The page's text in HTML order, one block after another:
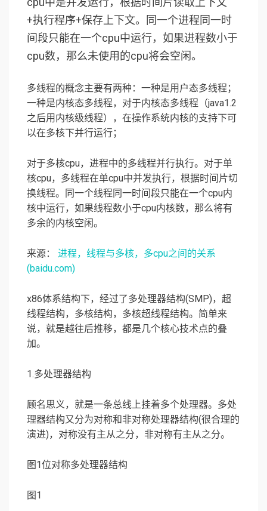
+执行程序+保存上下文。同一个进程同一时
间段只能在一个cpu中运行，如果进程数小于
cpu数，那么未使用的cpu将会空闲。
多线程的概念主要有两种：一种是用户态多线程；
一种是内核态多线程，对于内核态多线程（java1.2
之后用内核级线程），在操作系统内核的支持下可
以在多核下并行运行；
对于多核cpu，进程中的多线程并行执行。对于单
核cpu，多线程在单cpu中并发执行，根据时间片切
换线程。同一个线程同一时间段只能在一个cpu内
核中运行，如果线程数小于cpu内核数，那么将有
多余的内核空闲。
来源： 进程，线程与多核，多cpu之间的关系
(baidu.com)
x86体系结构下，经过了多处理器结构(SMP)，超
线程结构，多核结构，多核超线程结构。简单来
说，就是越往后推移，都是几个核心技术点的叠
加。
1.多处理器结构
顾名思义，就是一条总线上挂着多个处理器。多处
理器结构又分为对称和非对称处理器结构(很合理的
演进)，对称没有主从之分，非对称有主从之分。
图1位对称多处理器结构
图1